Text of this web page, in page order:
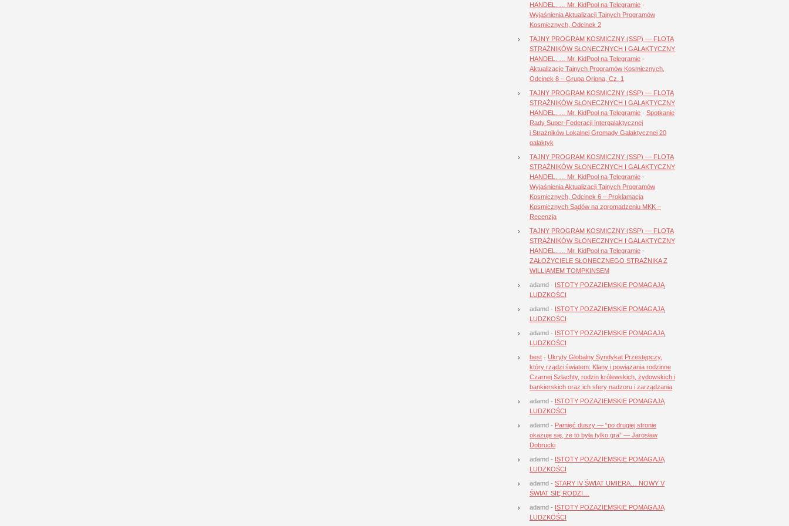
HANDEL. … Mr. KidPool na Telegramie -
Wyjaśnienia Aktualizacji Tajnych Programów
Kosmicznych, Odcinek 2
TAJNY PROGRAM KOSMICZNY (SSP) — FLOTA
STRAŻNIKÓW SŁONECZNYCH I GALAKTYCZNY
HANDEL. … Mr. KidPool na Telegramie -
Aktualizacje Tajnych Programów Kosmicznych,
Odcinek 8 – Grupa Oriona, Cz. 1
TAJNY PROGRAM KOSMICZNY (SSP) — FLOTA
STRAŻNIKÓW SŁONECZNYCH I GALAKTYCZNY
HANDEL. … Mr. KidPool na Telegramie - Spotkanie
Rady Super-Federacji Intergalaktycznej
i Strażników Lokalnej Gromady Galaktycznej 20
galaktyk
TAJNY PROGRAM KOSMICZNY (SSP) — FLOTA
STRAŻNIKÓW SŁONECZNYCH I GALAKTYCZNY
HANDEL. … Mr. KidPool na Telegramie -
Wyjaśnienia Aktualizacji Tajnych Programów
Kosmicznych, Odcinek 6 – Proklamacja
Kosmicznych Sądów na zgromadzeniu MKK –
Recenzja
TAJNY PROGRAM KOSMICZNY (SSP) — FLOTA
STRAŻNIKÓW SŁONECZNYCH I GALAKTYCZNY
HANDEL. … Mr. KidPool na Telegramie -
ZAŁOŻYCIELE SŁONECZNEGO STRAŻNIKA Z
WILLIAMEM TOMPKINSEM
adamd - ISTOTY POZAZIEMSKIE POMAGAJĄ
LUDZKOŚCI
adamd - ISTOTY POZAZIEMSKIE POMAGAJĄ
LUDZKOŚCI
adamd - ISTOTY POZAZIEMSKIE POMAGAJĄ
LUDZKOŚCI
best - Ukryty Globalny Syndykat Przestępczy,
który rządzi światem: Klany i powiązania rodzinne
Czarnej Szlachty, rodzin królewskich, żydowskich i
bankierskich oraz ich sfery nadzoru i zarządzania
adamd - ISTOTY POZAZIEMSKIE POMAGAJĄ
LUDZKOŚCI
adamd - Pamięć duszy — “po drugiej stronie
okazuje się, że to była tylko gra” — Jarosław
Dobrucki
adamd - ISTOTY POZAZIEMSKIE POMAGAJĄ
LUDZKOŚCI
adamd - STARY IV ŚWIAT UMIERA… NOWY V
ŚWIAT SIĘ RODZI…
adamd - ISTOTY POZAZIEMSKIE POMAGAJĄ
LUDZKOŚCI